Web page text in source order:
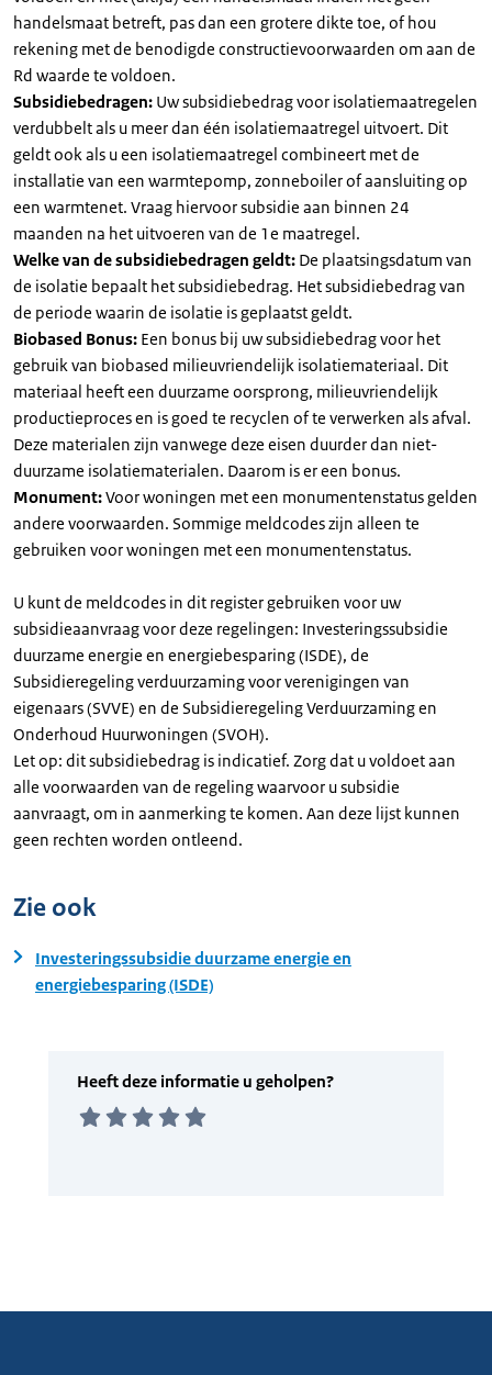
handelsmaat betreft, pas dan een grotere dikte toe, of hou
rekening met de benodigde constructievoorwaarden om aan de
Rd waarde te voldoen.
Subsidiebedragen: Uw subsidiebedrag voor isolatiemaatregelen
verdubbelt als u meer dan één isolatiemaatregel uitvoert. Dit
geldt ook als u een isolatiemaatregel combineert met de
installatie van een warmtepomp, zonneboiler of aansluiting op
een warmtenet. Vraag hiervoor subsidie aan binnen 24
maanden na het uitvoeren van de 1e maatregel.
Welke van de subsidiebedragen geldt: De plaatsingsdatum van
de isolatie bepaalt het subsidiebedrag. Het subsidiebedrag van
de periode waarin de isolatie is geplaatst geldt.
Biobased Bonus: Een bonus bij uw subsidiebedrag voor het
gebruik van biobased milieuvriendelijk isolatiemateriaal. Dit
materiaal heeft een duurzame oorsprong, milieuvriendelijk
productieproces en is goed te recyclen of te verwerken als afval.
Deze materialen zijn vanwege deze eisen duurder dan niet-
duurzame isolatiematerialen. Daarom is er een bonus.
Monument:Voor woningen met een monumentenstatus gelden
andere voorwaarden. Sommige meldcodes zijn alleen te
gebruiken voor woningen met een monumentenstatus.
U kunt de meldcodes in dit register gebruiken voor uw
subsidieaanvraag voor deze regelingen: Investeringssubsidie
duurzame energie en energiebesparing (ISDE), de
Subsidieregeling verduurzaming voor verenigingen van
eigenaars (SVVE) en de Subsidieregeling Verduurzaming en
Onderhoud Huurwoningen (SVOH).
Let op: dit subsidiebedrag is indicatief. Zorg dat u voldoet aan
alle voorwaarden van de regeling waarvoor u subsidie
aanvraagt, om in aanmerking te komen. Aan deze lijst kunnen
geen rechten worden ontleend.
Zie ook
Investeringssubsidie duurzame energie en
energiebesparing (ISDE)